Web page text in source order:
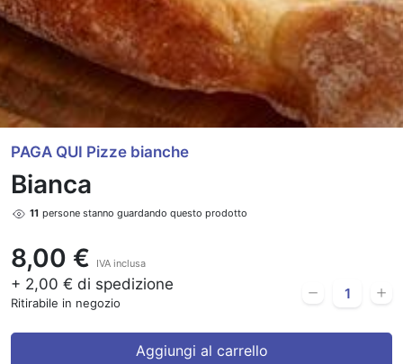
PAGA QUI Pizze bianche
Bianca
11 persone stanno guardando questo prodotto
8,00 € IVA inclusa
+ 2,00 € di spedizione
Ritirabile in negozio
Aggiungi al carrello